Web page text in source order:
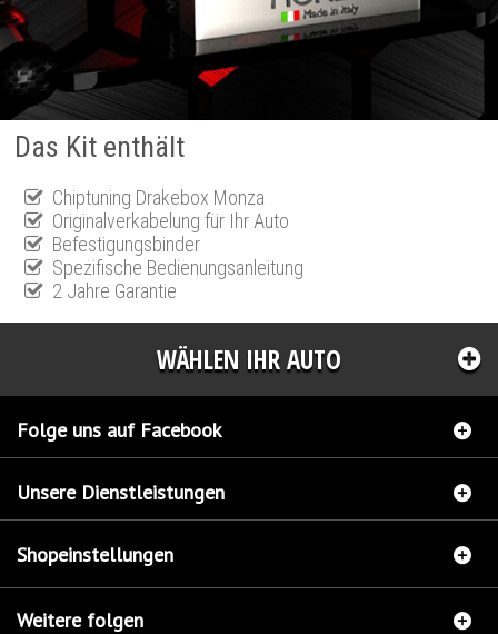
Das Kit enthält
Chiptuning Drakebox Monza
Originalverkabelung für Ihr Auto
Befestigungsbinder
Spezifische Bedienungsanleitung
2 Jahre Garantie
WÄHLEN IHR AUTO
Folge uns auf Facebook
Unsere Dienstleistungen
Shopeinstellungen
Weitere folgen